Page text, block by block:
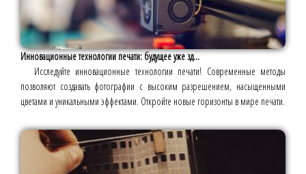
Инновационные технологии печати: будущее уже зд...
Исследуйте инновационные технологии печати! Современные методы
позволяют создавать фотографии с высоким разрешением, насыщенными
цветами и уникальными эффектами. Откройте новые горизонты в мире печати.